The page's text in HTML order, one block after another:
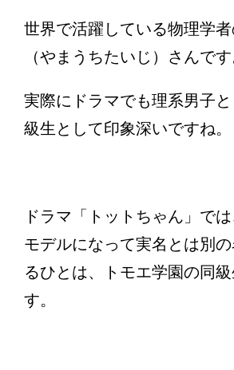
世界で活躍している物理学
（やまうちたいじ）さんです
実際にドラマでも理系男子
級生として印象深いですね。
ドラマ「トットちゃん」で
モデルになって実名とは別
るひとは、トモエ学園の同
す。